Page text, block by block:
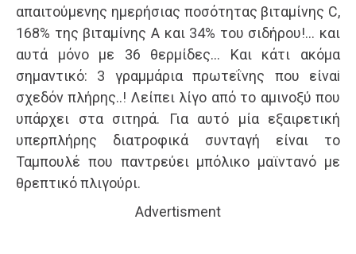
απαιτούμενης ημερήσιας ποσότητας βιταμίνης C,
168% της βιταμίνης Α και 34% του σιδήρου!… και
αυτά μόνο με 36 θερμίδες… Και κάτι ακόμα
σημαντικό: 3 γραμμάρια πρωτεΐνης που είναi
σχεδόν πλήρης..! Λείπει λίγο από το αμινοξύ που
υπάρχει στα σιτηρά. Για αυτό μία εξαιρετική
υπερπλήρης διατροφικά συνταγή είναι το
Ταμπουλέ που παντρεύει μπόλικο μαϊντανό με
θρεπτικό πλιγούρι.
Advertisment